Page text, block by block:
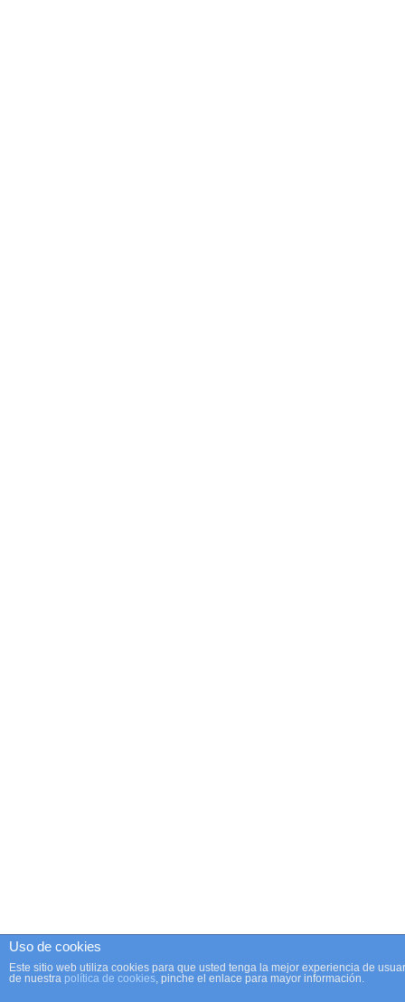
Uso de cookies
Este sitio web utiliza cookies para que usted tenga la mejor experiencia de
de nuestra política de cookies, pinche el enlace para mayor información.